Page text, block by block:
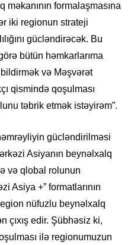
məkanının formalaşmasına
iki regionun strateji
gücləndirəcək. Bu
bütün həmkarlarıma
və Məşvərət
qismində qoşulması
təbrik etmək istəyirəm”.
gücləndirilməsi
Asiyanın beynəlxalq
və qlobal rolunun
Asiya +” formatlarının
nüfuzlu beynəlxalq
çıxış edir. Şübhəsiz ki,
ilə regionumuzun